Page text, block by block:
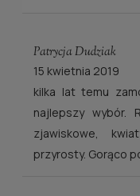
Patrycja Dudziak
15 kwietnia 2019
kilka lat temu
najlepszy wybór.
zjawiskowe,
przyrosty. Gorąco